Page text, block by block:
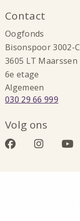
Contact
Oogfonds
Bisonspoor 3002-
3605 LT Maarssen
6e etage
Algemeen
Bel:
030 29 66 999
Volg ons
BezoekBezoek